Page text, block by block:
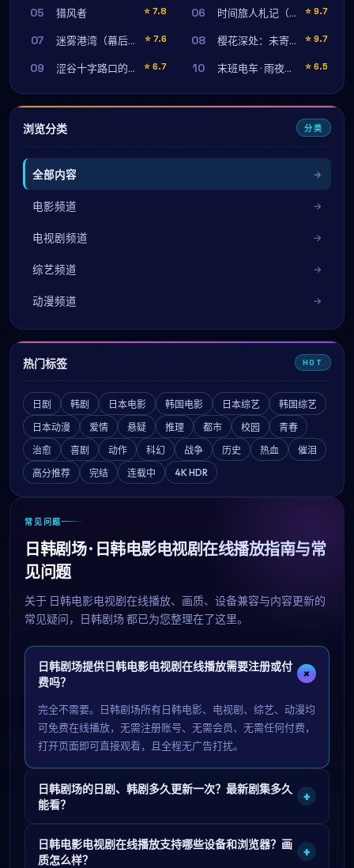
05 猎风者 ⭐ 7.8 06 时间旅人札记（高清完整版） ⭐ 9.7
07 迷雾港湾（幕后纪录） ⭐ 7.6 08 樱花深处：未寄出的信 ⭐ 9.7
09 涩谷十字路口的雨（幕后纪录） ⭐ 6.7 10 末班电车 · 雨夜守望 ⭐ 6.5
浏览分类 分类
全部内容
电影频道
电视剧频道
综艺频道
动漫频道
热门标签 HOT
日剧 韩剧 日本电影 韩国电影 日本综艺
韩国综艺
日本动漫
爱情 悬疑 推理 都市 校园
青春
治愈
喜剧 动作 科幻 战争 历史 热血
催泪
高分推荐
完结 连载中 4K HDR
常见问题
日韩剧场 · 日韩电影电视剧在线播放指南与常
见问题
关于 日韩电影电视剧在线播放、画质、设备兼容与内容更新的
常见疑问，
日韩剧场 都已为您整理在了这里。
日韩剧场提供日韩电影电视剧在线播放需要注册或付
费吗？
+
完全不需要。日韩剧场所有日韩电影、电视剧、综艺、动漫均
可免费在线播放，无需注册账号、无需会员、无需任何付费，
打开页面即可直接观看，且全程无广告打扰。
日韩剧场的日剧、韩剧多久更新一次？最新剧集多久
能看？
+
日韩电影电视剧在线播放支持哪些设备和浏览器？画
质怎么样？
+